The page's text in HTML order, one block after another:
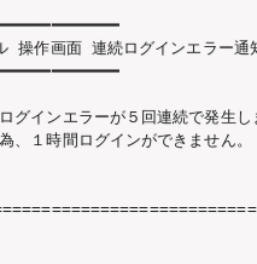
面 連続ログイン
グインエラーが５回連続で発生し
、１時間ログインができません。